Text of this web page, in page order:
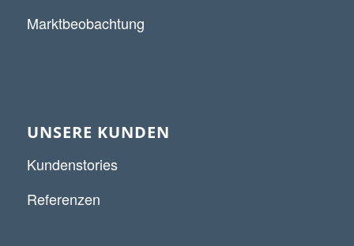
Marktbeobachtung
UNSERE KUNDEN
Kundenstories
Referenzen